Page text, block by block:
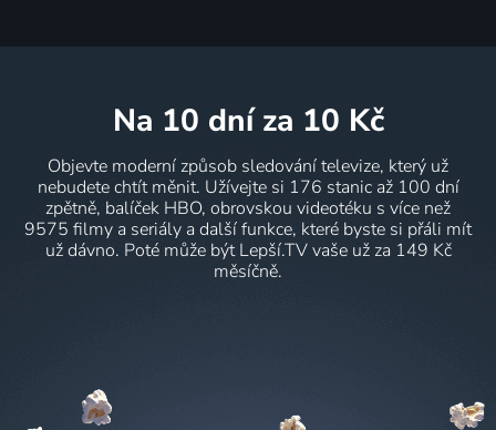
na 10 dní za 10 Kč
Objevte moderní způsob sledování televize, který už
nebudete chtít měnit. Užívejte si 176 stanic až 100 dní
zpětně, balíček HBO, obrovskou videotéku s více než
9575 filmy a seriály a další funkce, které byste si přáli mít
už dávno. Poté může být Lepší.TV vaše už za 149 Kč
měsíčně.